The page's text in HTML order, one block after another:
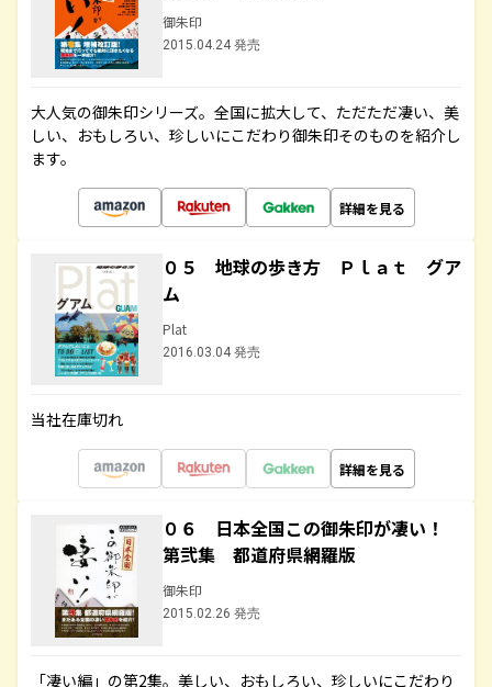
御朱印
2015.04.24 発売
大人気の御朱印シリーズ。全国に拡大して、ただただ凄い、美
しい、おもしろい、珍しいにこだわり御朱印そのものを紹介し
ます。
詳細を見る
０５ 地球の歩き方 Ｐｌａｔ グア
ム
Plat
2016.03.04 発売
当社在庫切れ
詳細を見る
０６ 日本全国この御朱印が凄い！
第弐集 都道府県網羅版
御朱印
2015.02.26 発売
「凄い編」の第2集。美しい、おもしろい、珍しいにこだわり